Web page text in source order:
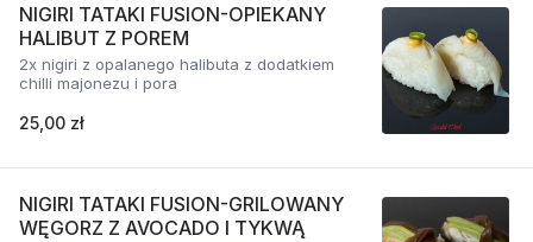
NIGIRI TATAKI FUSION-OPIEKANY
HALIBUT Z POREM
2x nigiri z opalanego halibuta z dodatkiem
chilli majonezu i pora
25,00 zł
NIGIRI TATAKI FUSION-GRILOWANY
WĘGORZ Z AVOCADO I TYKWĄ